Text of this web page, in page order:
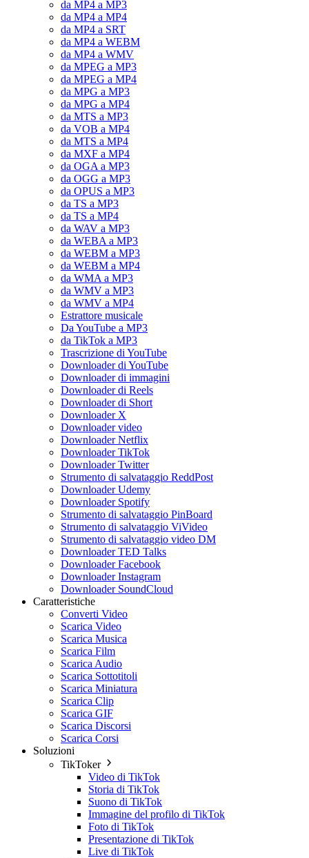
da MP4 a MP3
da MP4 a MP4
da MP4 a SRT
da MP4 a WEBM
da MP4 a WMV
da MPEG a MP3
da MPEG a MP4
da MPG a MP3
da MPG a MP4
da MTS a MP3
da VOB a MP4
da MTS a MP4
da MXF a MP4
da OGA a MP3
da OGG a MP3
da OPUS a MP3
da TS a MP3
da TS a MP4
da WAV a MP3
da WEBA a MP3
da WEBM a MP3
da WEBM a MP4
da WMA a MP3
da WMV a MP3
da WMV a MP4
Estrattore musicale
Da YouTube a MP3
da TikTok a MP3
Trascrizione di YouTube
Downloader di YouTube
Downloader di immagini
Downloader di Reels
Downloader di Short
Downloader X
Downloader video
Downloader Netflix
Downloader TikTok
Downloader Twitter
Strumento di salvataggio ReddPost
Downloader Udemy
Downloader Spotify
Strumento di salvataggio PinBoard
Strumento di salvataggio ViVideo
Strumento di salvataggio video DM
Downloader TED Talks
Downloader Facebook
Downloader Instagram
Downloader SoundCloud
Caratteristiche
Converti Video
Scarica Video
Scarica Musica
Scarica Film
Scarica Audio
Scarica Sottotitoli
Scarica Miniatura
Scarica Clip
Scarica GIF
Scarica Discorsi
Scarica Corsi
Soluzioni
TikToker
Video di TikTok
Storia di TikTok
Suono di TikTok
Immagine del profilo di TikTok
Foto di TikTok
Presentazione di TikTok
Live di TikTok